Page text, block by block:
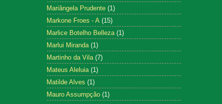
Mariângela Prudente (1)
Markone Froes - A (15)
Marlice Botelho Belleza (1)
Marlui Miranda (1)
Martinho da Vila (7)
Mateus Aleluia (1)
Matilde Alves (1)
Mauro Assumpção (1)